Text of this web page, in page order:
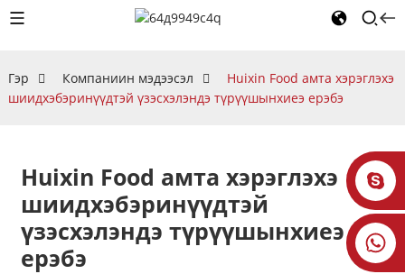
Гэр Компаниин мэдээсэл
Huixin Food амта хэрэглэхэ
шиидхэбэринүүдтэй үзэсхэлэндэ түрүүшынхиеэ ерэбэ
Huixin Food амта хэрэглэхэ
шиидхэбэринүүдтэй
үзэсхэлэндэ түрүүшынхиеэ
ерэбэ